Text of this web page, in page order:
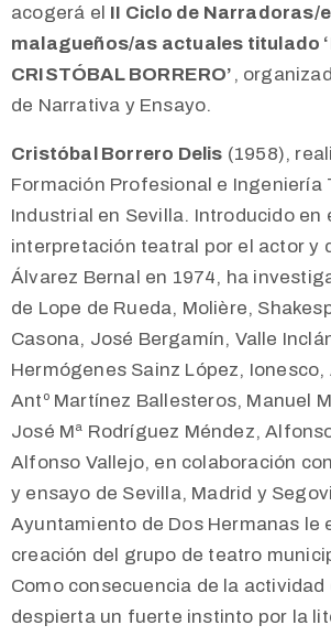
acogerá el II Ciclo de Narradoras/
malagueños/as actuales titulado
CRISTÓBAL BORRERO’ ,
de Narrativa y Ensayo.
Cristóbal Borrero Delis (1958),
Formación Profesional e Ingeniería
Industrial en Sevilla. Introducido en
interpretación teatral por el actor y
Álvarez Bernal en 1974, ha
de Lope de Rueda, Molière,
Casona, José Bergamín, Valle
Hermógenes Sainz López,
Antº Martínez Ballesteros, Manuel
José Mª Rodríguez Méndez,
Alfonso Vallejo, en colaboración
y ensayo de Sevilla, Madrid y
Ayuntamiento de Dos Hermanas le
creación del grupo de teatro
Como consecuencia de la actividad
despierta un fuerte instinto por la